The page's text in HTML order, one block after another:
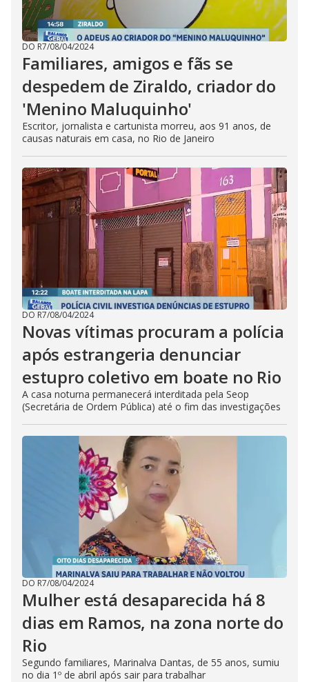
DO R7/08/04/2024
Familiares, amigos e fãs se
despedem de Ziraldo, criador do
'Menino Maluquinho'
Escritor, jornalista e cartunista morreu, aos 91 anos, de
causas naturais em casa, no Rio de Janeiro
DO R7/08/04/2024
Novas vítimas procuram a polícia
após estrangeria denunciar
estupro coletivo em boate no Rio
A casa noturna permanecerá interditada pela Seop
(Secretária de Ordem Pública) até o fim das investigações
DO R7/08/04/2024
Mulher está desaparecida há 8
dias em Ramos, na zona norte do
Rio
Segundo familiares, Marinalva Dantas, de 55 anos, sumiu
no dia 1º de abril após sair para trabalhar